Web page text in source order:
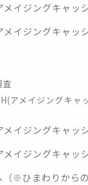
イジングキャッ
イジングキャッ
査
アメイジングキャ
イジングキャッ
イジングキャッ
※ひまわりからの